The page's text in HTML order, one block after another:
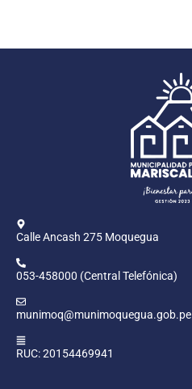
Calle Ancash 275 Moquegua
053-458000 (Central Telefónica)
munimoq@munimoquegua.gob.pe
RUC: 20154469941